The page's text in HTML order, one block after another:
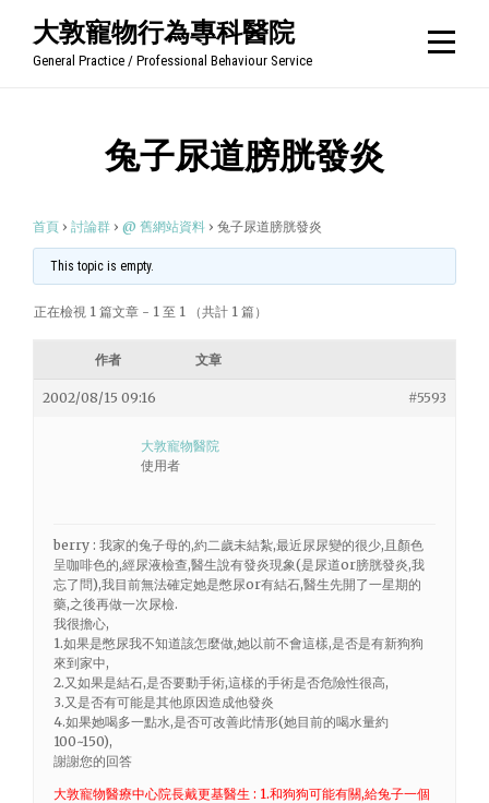
大敦寵物行為專科醫院
General Practice / Professional Behaviour Service
兔子尿道膀胱發炎
首頁 › 討論群 › @ 舊網站資料 › 兔子尿道膀胱發炎
This topic is empty.
正在檢視 1 篇文章 - 1 至 1 （共計 1 篇）
作者 文章
2002/08/15 09:16 #5593
大敦寵物醫院
使用者
berry : 我家的兔子母的,約二歲未結紮,最近尿尿變的很少,且顏色
呈咖啡色的,經尿液檢查,醫生說有發炎現象(是尿道or膀胱發炎,我
忘了問),我目前無法確定她是憋尿or有結石,醫生先開了一星期的
藥,之後再做一次尿檢.
我很擔心,
1.如果是憋尿我不知道該怎麼做,她以前不會這樣,是否是有新狗狗
來到家中,
2.又如果是結石,是否要動手術,這樣的手術是否危險性很高,
3.又是否有可能是其他原因造成他發炎
4.如果她喝多一點水,是否可改善此情形(她目前的喝水量約
100~150),
謝謝您的回答
大敦寵物醫療中心院長戴更基醫生 : 1.和狗狗可能有關,給兔子一個